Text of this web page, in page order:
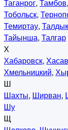
Таганрог, Тамбов,
Тобольск,
Темиртау,
Тайынша, Талгар
Х
Хабаровск,
Хмельницкий,
Ш
Шахты, Ширван,
Шу
Щ